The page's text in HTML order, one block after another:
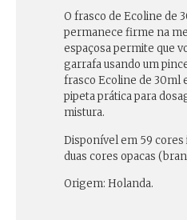
O frasco de Ecoline de
permanece firme na
espaçosa permite que
garrafa usando um
frasco Ecoline de 30ml
pipeta prática para
mistura.
Disponível em 59
duas cores opacas
Origem: Holanda.